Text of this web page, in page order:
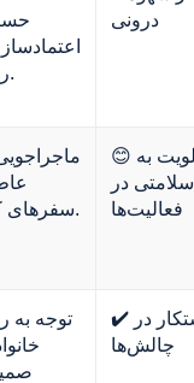
روابط.
درونی
سفرهای کوتاه.
😊 اولویت به
سلامتی در
فعالیت‌ها
توجه به
✔️ پشتکار در
چالش‌ها